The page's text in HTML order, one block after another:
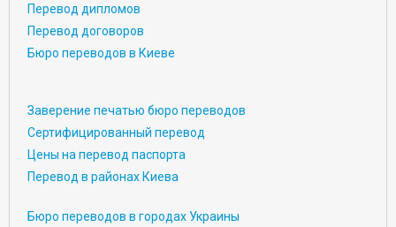
Перевод дипломов
Перевод договоров
Бюро переводов в Киеве
Заверение печатью бюро переводов
Сертифицированный перевод
Цены на перевод паспорта
Перевод в районах Киева
Бюро переводов в городах Украины